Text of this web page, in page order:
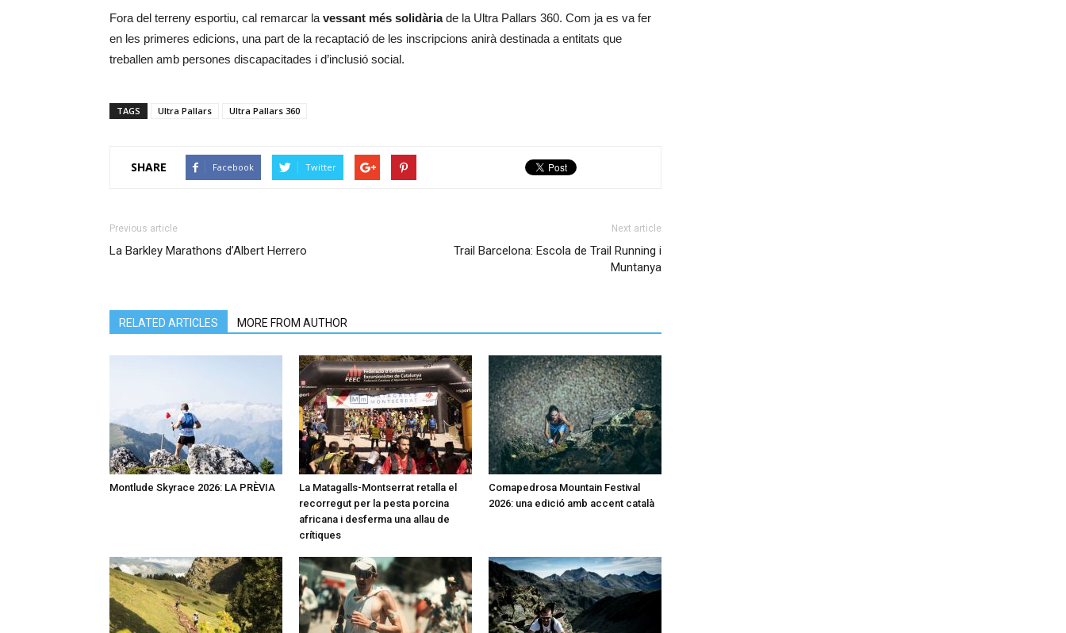
Fora del terreny esportiu, cal remarcar la vessant més solidàriade la Ultra Pallars 360. Com ja es va fer
en les primeres edicions, una part de la recaptació de les inscripcions anirà destinada a entitats que
treballen amb persones discapacitades i d’inclusió social.
TAGS Ultra Pallars Ultra Pallars 360
SHARE Facebook Twitter
Previous article
La Barkley Marathons d’Albert Herrero
Next article
Trail Barcelona: Escola de Trail Running i
Muntanya
RELATED ARTICLES MORE FROM AUTHOR
Montlude Skyrace 2026: LA PRÈVIA
La Matagalls-Montserrat retalla el
recorregut per la pesta porcina
africana i desferma una allau de
crítiques
Comapedrosa Mountain Festival
2026: una edició amb accent català